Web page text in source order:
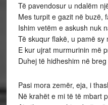
Të pavendosur u ndalëm
Mes turpit e gazit në buzë,
Ishim vetëm e askush nuk
Të skuqur flakë, u pamë sy
E kur ujrat murmurinin më
Duhej të hidheshim në
Pasi mora zemër, eja, i
Në krahët e mi të të mbart